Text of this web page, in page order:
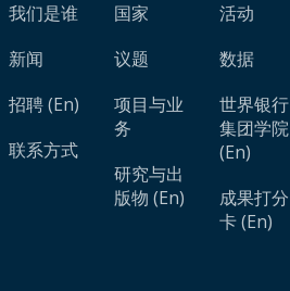
我们是谁
新闻
招聘 (En)
联系方式
国家
议题
项目与业
务
研究与出
版物 (En)
活动
数据
世界银行
集团学院
(En)
成果打分
卡 (En)